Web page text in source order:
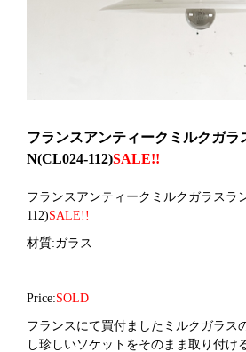
フランスアンティークミルクガラ
N(CL024-112)SALE!!
フランスアンティークミルクガラスラ
112)SALE!!
材質:ガラス
Price:SOLD
フランスにて買付ましたミルクガラス
し珍しいソケットをそのまま取り付け